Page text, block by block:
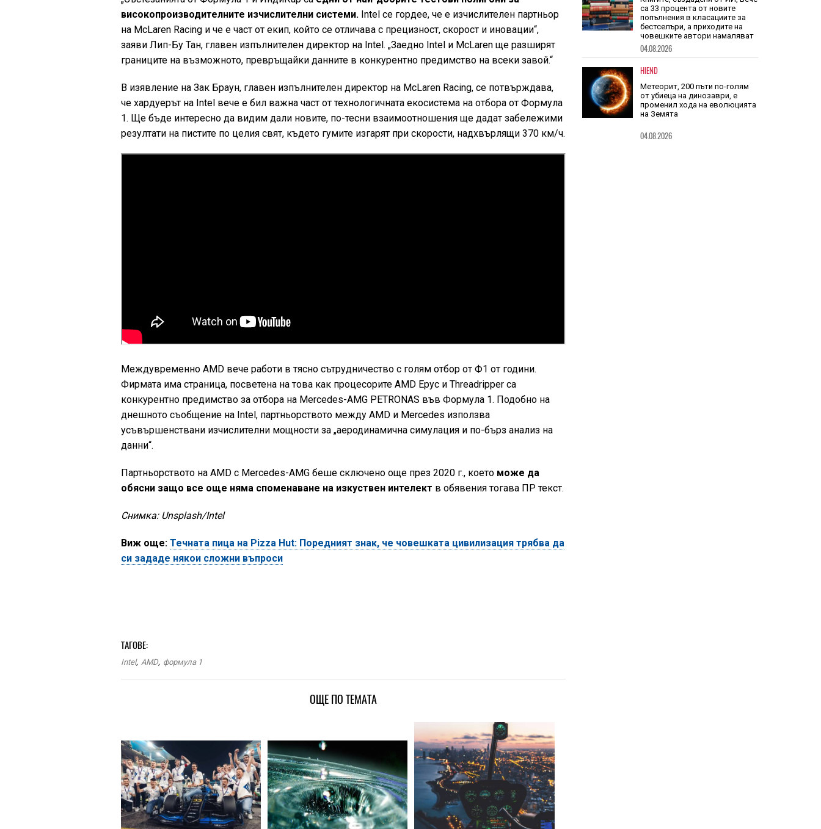
високопроизводителните изчислителни системи. Intel се гордее, че е изчислителен партньор
на McLaren Racing и че е част от екип, който се отличава с прецизност, скорост и иновации“,
заяви Лип-Бу Тан, главен изпълнителен директор на Intel. „Заедно Intel и McLaren ще разширят
границите на възможното, превръщайки данните в конкурентно предимство на всеки завой.“
В изявление на Зак Браун, главен изпълнителен директор на McLaren Racing, се потвърждава,
че хардуерът на Intel вече е бил важна част от технологичната екосистема на отбора от Формула
1. Ще бъде интересно да видим дали новите, по-тесни взаимоотношения ще дадат забележими
резултати на пистите по целия свят, където гумите изгарят при скорости, надхвърлящи 370 км/ч.
Междувременно AMD вече работи в тясно сътрудничество с голям отбор от Ф1 от години.
Фирмата има страница, посветена на това как процесорите AMD Epyc и Threadripper са
конкурентно предимство за отбора на Mercedes-AMG PETRONAS във Формула 1. Подобно на
днешното съобщение на Intel, партньорството между AMD и Mercedes използва
усъвършенствани изчислителни мощности за „аеродинамична симулация и по-бърз анализ на
данни“.
Партньорството на AMD с Mercedes-AMG беше сключено още през 2020 г., което може да
обясни защо все още няма споменаване на изкуствен интелект в обявения тогава ПР текст.
Снимка: Unsplash/Intel
Виж още: Течната пица на Pizza Hut: Поредният знак, че човешката цивилизация трябва да
си зададе някои сложни въпроси
ТАГОВЕ:
Intel, AMD, формула 1
ОЩЕ ПО ТЕМАТА
TECH
Книгите, създадени от ИИ, вече
са 33 процента от новите
попълнения в класациите за
бестселъри, а приходите на
човешките автори намаляват
04.08.2026
HIEND
променил хода на еволюцията